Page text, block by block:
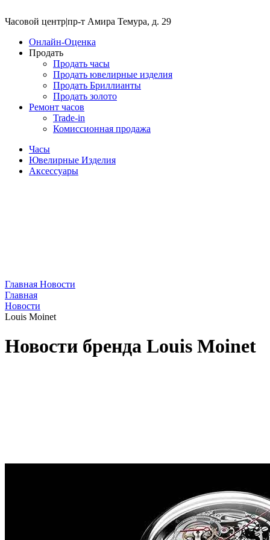
Часовой центр|пр-т Амира Темура, д. 29
Онлайн-Оценка
Продать
Продать часы
Продать ювелирные изделия
Продать Бриллианты
Продать золото
Ремонт часов
Trade-in
Комиссионная продажа
Часы
Ювелирные Изделия
Аксессуары
Главная Новости
Главная
Новости
Louis Moinet
Новости бренда Louis Moinet